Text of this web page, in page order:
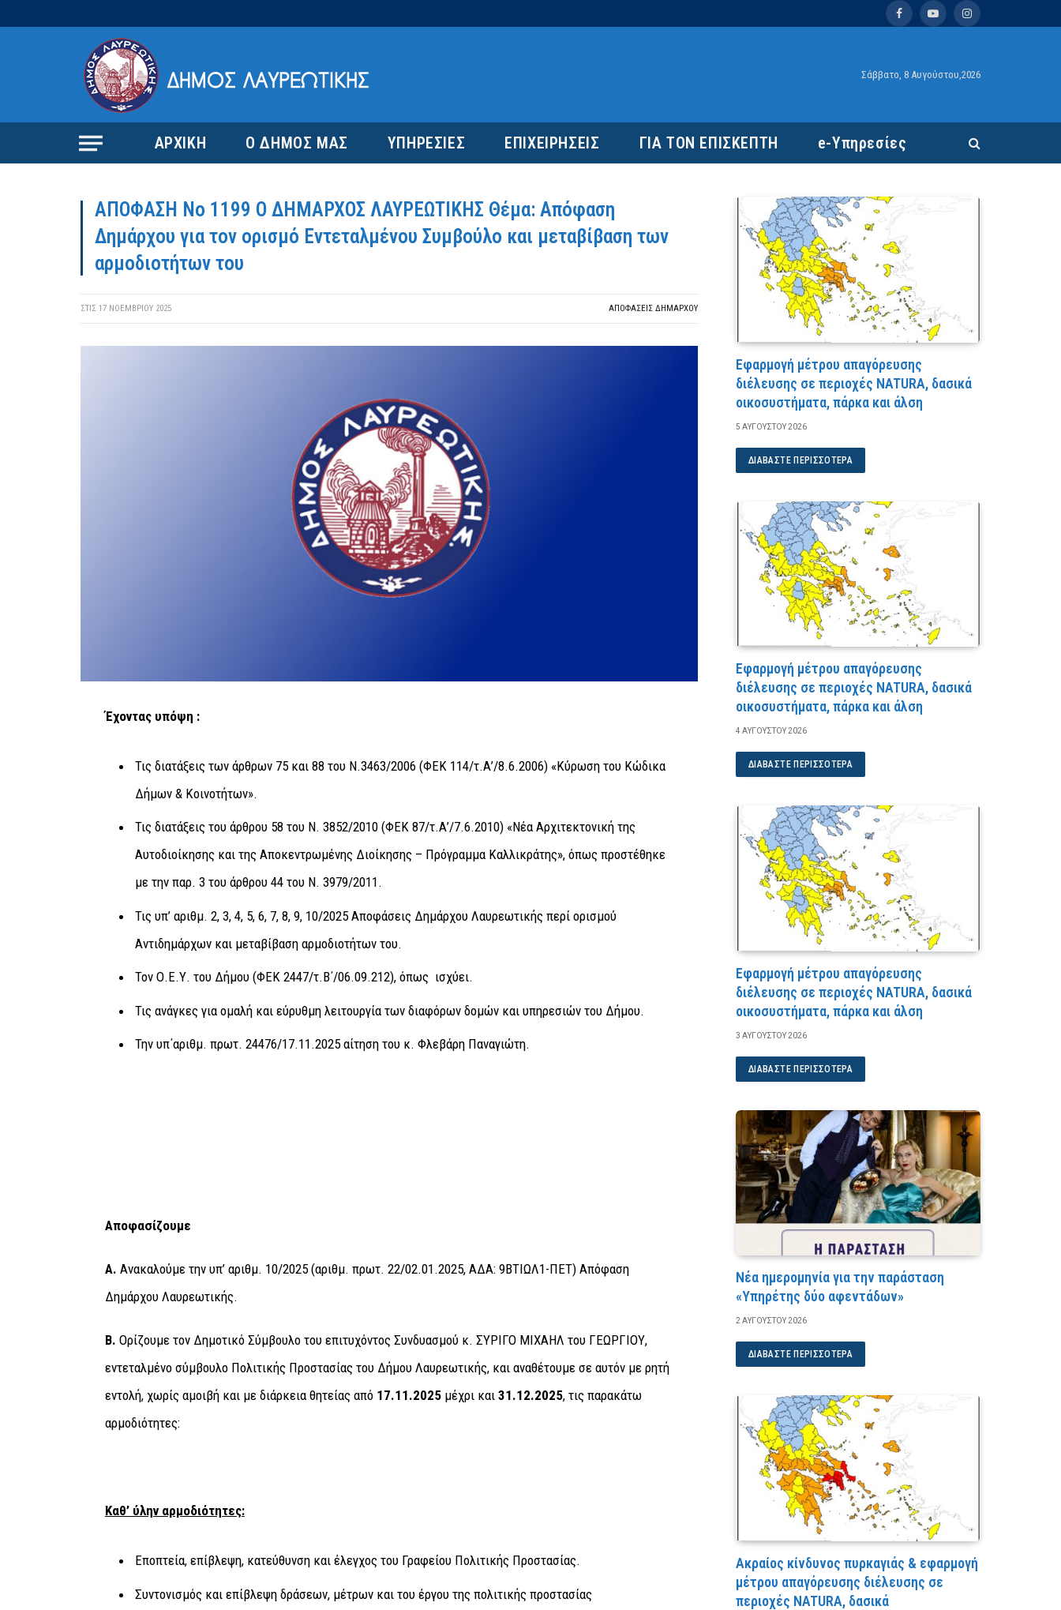
FacebookYouTubeInstagram
Σάββατο, 8 Αυγούστου,2026
ΑΡΧΙΚΗ Ο ΔΗΜΟΣ ΜΑΣ ΥΠΗΡΕΣΙΕΣ ΕΠΙΧΕΙΡΗΣΕΙΣ ΓΙΑ ΤΟΝ ΕΠΙΣΚΕΠΤΗ e-Υπηρεσίες
ΑΠΟΦΑΣΗ Νο 1199 Ο ΔΗΜΑΡΧΟΣ ΛΑΥΡΕΩΤΙΚΗΣ Θέμα: Απόφαση
Δημάρχου για τον ορισμό Εντεταλμένου Συμβούλο και μεταβίβαση των
αρμοδιοτήτων του
ΣΤΙΣ 17 ΝΟΕΜΒΡΊΟΥ 2025 ΑΠΟΦΆΣΕΙΣ ΔΗΜΆΡΧΟΥ
Έχοντας υπόψη :
Τις διατάξεις των άρθρων 75 και 88 του Ν.3463/2006 (ΦΕΚ 114/τ.Α’/8.6.2006) «Κύρωση του Κώδικα
Δήμων & Κοινοτήτων».
Τις διατάξεις του άρθρου 58 του Ν. 3852/2010 (ΦΕΚ 87/τ.Α’/7.6.2010) «Νέα Αρχιτεκτονική της
Αυτοδιοίκησης και της Αποκεντρωμένης Διοίκησης – Πρόγραμμα Καλλικράτης», όπως προστέθηκε
με την παρ. 3 του άρθρου 44 του Ν. 3979/2011.
Τις υπ’ αριθμ. 2, 3, 4, 5, 6, 7, 8, 9, 10/2025 Αποφάσεις Δημάρχου Λαυρεωτικής περί ορισμού
Αντιδημάρχων και μεταβίβαση αρμοδιοτήτων του.
Τον Ο.Ε.Υ. του Δήμου (ΦΕΚ 2447/τ.Β΄/06.09.212), όπως ισχύει.
Τις ανάγκες για ομαλή και εύρυθμη λειτουργία των διαφόρων δομών και υπηρεσιών του Δήμου.
Την υπ΄αριθμ. πρωτ. 24476/17.11.2025 αίτηση του κ. Φλεβάρη Παναγιώτη.
Αποφασίζουμε
Α. Ανακαλούμε την υπ’ αριθμ. 10/2025 (αριθμ. πρωτ. 22/02.01.2025, ΑΔΑ: 9ΒΤΙΩΛ1-ΠΕΤ) Απόφαση
Δημάρχου Λαυρεωτικής.
Β. Ορίζουμε τον Δημοτικό Σύμβουλο του επιτυχόντος Συνδυασμού κ. ΣΥΡΙΓΟ ΜΙΧΑΗΛ του ΓΕΩΡΓΙΟΥ,
εντεταλμένο σύμβουλο Πολιτικής Προστασίας του Δήμου Λαυρεωτικής, και αναθέτουμε σε αυτόν με ρητή
εντολή, χωρίς αμοιβή και με διάρκεια θητείας από 17.11.2025μέχρι και 31.12.2025, τις παρακάτω
αρμοδιότητες:
Καθ’ ύλην αρμοδιότητες:
Εποπτεία, επίβλεψη, κατεύθυνση και έλεγχος του Γραφείου Πολιτικής Προστασίας.
Συντονισμός και επίβλεψη δράσεων, μέτρων και του έργου της πολιτικής προστασίας
Εφαρμογή μέτρου απαγόρευσης
διέλευσης σε περιοχές NATURA, δασικά
οικοσυστήματα, πάρκα και άλση
5 ΑΥΓΟΎΣΤΟΥ 2026
ΔΙΑΒΆΣΤΕ ΠΕΡΙΣΣΌΤΕΡΑ
Εφαρμογή μέτρου απαγόρευσης
διέλευσης σε περιοχές NATURA, δασικά
οικοσυστήματα, πάρκα και άλση
4 ΑΥΓΟΎΣΤΟΥ 2026
ΔΙΑΒΆΣΤΕ ΠΕΡΙΣΣΌΤΕΡΑ
Εφαρμογή μέτρου απαγόρευσης
διέλευσης σε περιοχές NATURA, δασικά
οικοσυστήματα, πάρκα και άλση
3 ΑΥΓΟΎΣΤΟΥ 2026
ΔΙΑΒΆΣΤΕ ΠΕΡΙΣΣΌΤΕΡΑ
Νέα ημερομηνία για την παράσταση
«Υπηρέτης δύο αφεντάδων»
2 ΑΥΓΟΎΣΤΟΥ 2026
ΔΙΑΒΆΣΤΕ ΠΕΡΙΣΣΌΤΕΡΑ
Ακραίος κίνδυνος πυρκαγιάς & εφαρμογή
μέτρου απαγόρευσης διέλευσης σε
περιοχές NATURA, δασικά